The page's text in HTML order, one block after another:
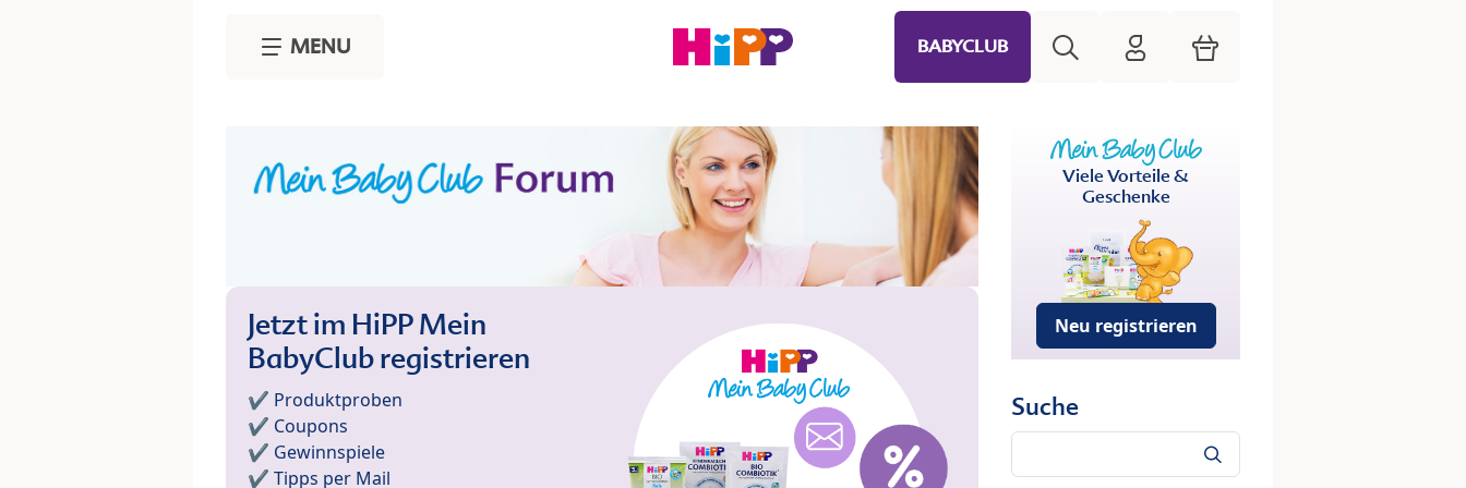
MENU BABYCLUB HiPP Mein Babyclub
Warenkorb
Jetzt im HiPP Mein
BabyClub registrieren
✔️ Produktproben
✔️ Coupons
✔️ Gewinnspiele
✔️ Tipps per Mail
Viele Vorteile &
Geschenke
Neu registrieren
Suche